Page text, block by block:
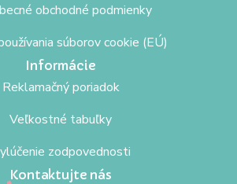
obchodné podmienky
súborov cookie (EÚ)
Informácie
Reklamačný poriadok
Veľkostné tabuľky
zodpovednosti
Kontaktujte nás